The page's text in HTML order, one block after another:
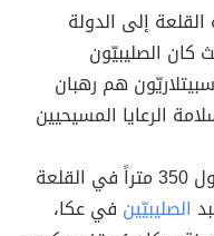
إلى الدولة
كان الصليبيّون
هم رهبان
الرعايا المسيحيين
: هو نفق يمتد لطول 350 متراً في القلعة
الصليبيّين في عكا،